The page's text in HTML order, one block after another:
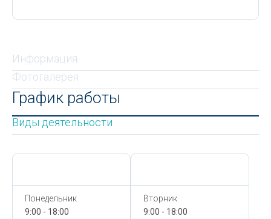
Информация
Фотогалерея
График работы
Виды деятельности
Понедельник
9:00 - 18:00
Вторник
9:00 - 18:00